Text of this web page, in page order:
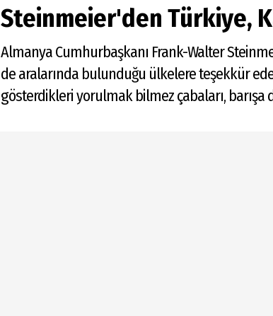
Steinmeier'den Türkiye,
Almanya Cumhurbaşkanı Frank-Walter
de aralarında bulunduğu ülkelere teşekkür
gösterdikleri yorulmak bilmez çabaları, barışa